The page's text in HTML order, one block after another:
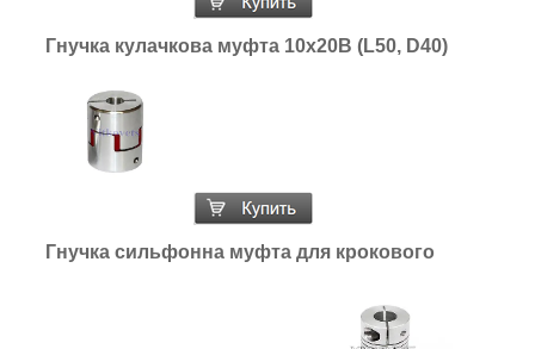
Гнучка кулачкова муфта 10х20В (L50, D40)
Гнучка сильфонна муфта для крокового